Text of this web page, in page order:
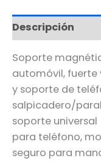
Descripción
Soporte
automóvil, fuerte
y soporte de
salpicadero/
soporte universal
para teléfono,
seguro para